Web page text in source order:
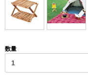
数量